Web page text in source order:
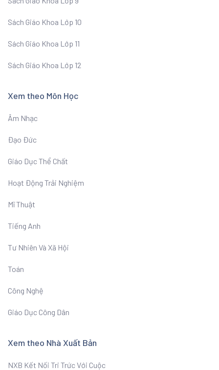
Sách Giáo Khoa Lớp 10
Sách Giáo Khoa Lớp 11
Sách Giáo Khoa Lớp 12
Xem theo Môn Học
Âm Nhạc
Đạo Đức
Giáo Dục Thể Chất
Hoạt Động Trải Nghiệm
Mĩ Thuật
Tiếng Anh
Tư Nhiên Và Xã Hội
Toán
Công Nghệ
Giáo Dục Công Dân
Xem theo Nhà Xuất Bản
NXB Kết Nối Tri Trức Với Cuộc